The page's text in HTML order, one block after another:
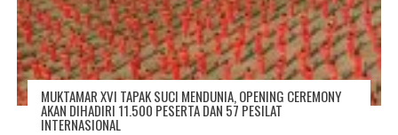
MUKTAMAR XVI TAPAK SUCI MENDUNIA, OPENING CEREMONY
AKAN DIHADIRI 11.500 PESERTA DAN 57 PESILAT
INTERNASIONAL